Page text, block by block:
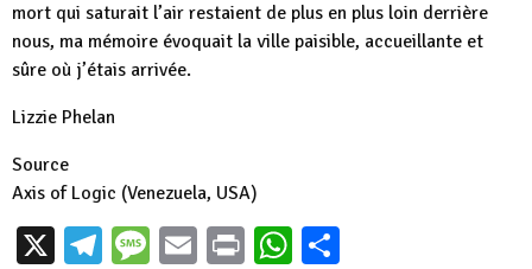
mort qui saturait l’air restaient de plus en plus loin derrière
nous, ma mémoire évoquait la ville paisible, accueillante et
sûre où j’étais arrivée.
Lizzie Phelan
Source
Axis of Logic (Venezuela, USA)
X Telegram
Message
EmailPrintWhatsApp